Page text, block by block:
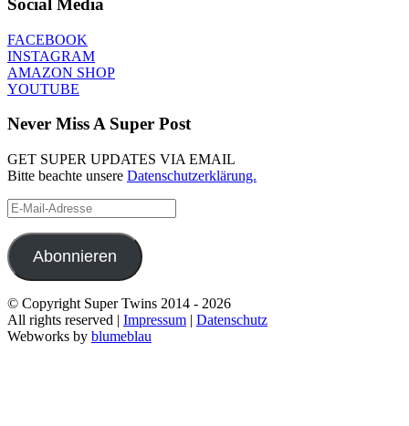
Social Media
FACEBOOK
INSTAGRAM
AMAZON SHOP
YOUTUBE
Never Miss A Super Post
GET SUPER UPDATES VIA EMAIL
Bitte beachte unsere Datenschutzerklärung.
E-
Mail-
Adresse
Abonnieren
© Copyright Super Twins 2014 - 2026
All rights reserved | Impressum | Datenschutz
Webworks by blumeblau